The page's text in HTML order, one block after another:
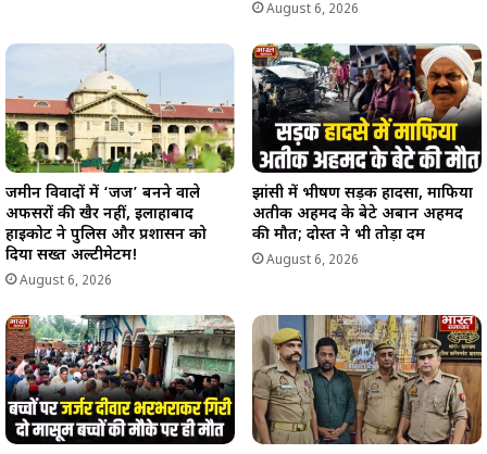
August 6, 2026
जमीन विवादों में ‘जज’ बनने वाले
अफसरों की खैर नहीं, इलाहाबाद
हाईकोर्ट ने पुलिस और प्रशासन को
दिया सख्त अल्टीमेटम!
August 6, 2026
झांसी में भीषण सड़क हादसा, माफिया
अतीक अहमद के बेटे अबान अहमद
की मौत; दोस्त ने भी तोड़ा दम
August 6, 2026